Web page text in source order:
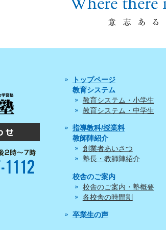
トップページ
教育システム
教育システム・小学生
教育システム・中学生
指導教科/授業料
教師陣紹介
創業者あいさつ
塾長・教師陣紹介
校舎のご案内
校舎のご案内・塾概要
各校舎の時間割
卒業生の声